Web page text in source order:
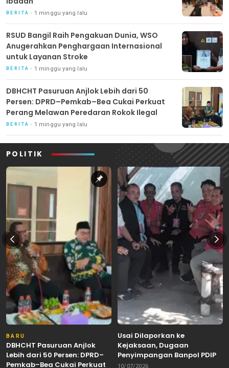
BERITA 1 minggu yang lalu
RSUD Bangil Raih Pengakuan Dunia, WSO
Anugerahkan Penghargaan Internasional
untuk Layanan Stroke
BERITA 1 minggu yang lalu
DBHCHT Pasuruan Anjlok Lebih dari 50
Persen: DPRD–Pemkab–Bea Cukai Perkuat
Perang Melawan Peredaran Rokok Ilegal
BERITA 1 minggu yang lalu
POLITIK
BARU
DBHCHT Pasuruan Anjlok
Lebih dari 50 Persen: DPRD–
Pemkab–Bea Cukai Perkuat
Usai Dilaporkan ke
Kejaksaan, Dugaan
Penyimpangan Banpol PDIP
Pasuruan Dinyatakan
10/07/2026